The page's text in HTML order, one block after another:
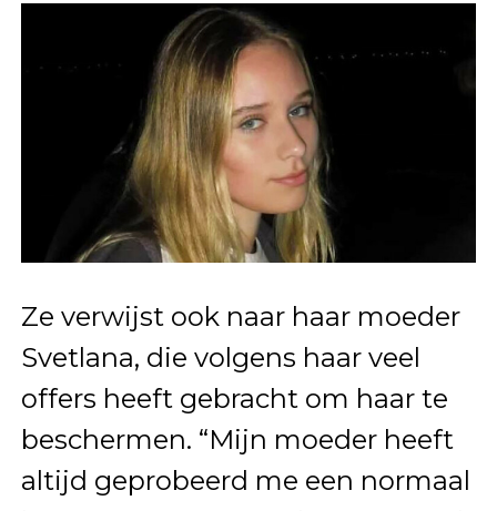
Ze verwijst ook naar haar moeder
Svetlana, die volgens haar veel
offers heeft gebracht om haar te
beschermen. “Mijn moeder heeft
altijd geprobeerd me een normaal